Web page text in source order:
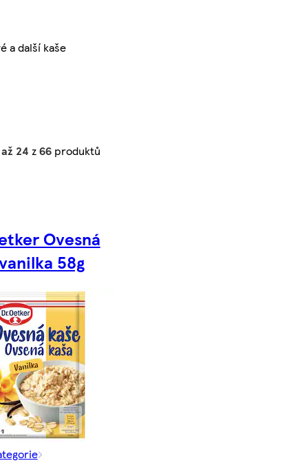
a další kaše
až 24 z66 produktů
Ovesná
58g